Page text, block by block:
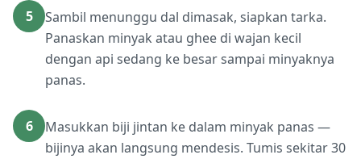
5
Sambil menunggu dal dimasak, siapkan tarka.
Panaskan minyak atau ghee di wajan kecil
dengan api sedang ke besar sampai minyaknya
panas.
6
Masukkan biji jintan ke dalam minyak panas —
bijinya akan langsung mendesis. Tumis sekitar 30